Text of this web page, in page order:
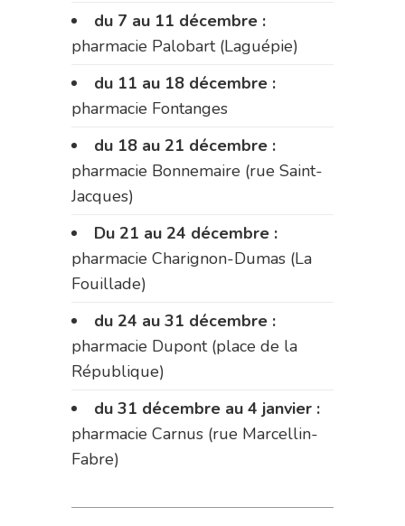
du 7 au 11 décembre :
pharmacie Palobart (Laguépie)
du 11 au 18 décembre :
pharmacie Fontanges
du 18 au 21 décembre :
pharmacie Bonnemaire (rue Saint-
Jacques)
Du 21 au 24 décembre :
pharmacie Charignon-Dumas (La
Fouillade)
du 24 au 31 décembre :
pharmacie Dupont (place de la
République)
du 31 décembre au 4 janvier :
pharmacie Carnus (rue Marcellin-
Fabre)